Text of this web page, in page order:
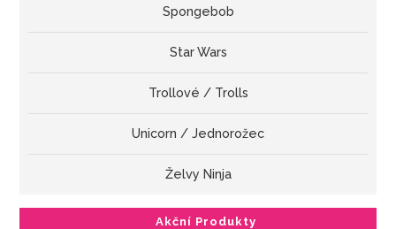
Spongebob
Star Wars
Trollové / Trolls
Unicorn / Jednorožec
Želvy Ninja
Akční Produkty